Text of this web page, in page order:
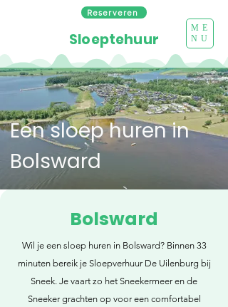
Reserveren
ME
NU
Sloeptehuur
Een sloep huren in
Bolsward
Bolsward
Wil je een sloep huren in Bolsward? Binnen 33
minuten bereik je Sloepverhuur De Uilenburg bij
Sneek. Je vaart zo het Sneekermeer en de
Sneeker grachten op voor een comfortabel